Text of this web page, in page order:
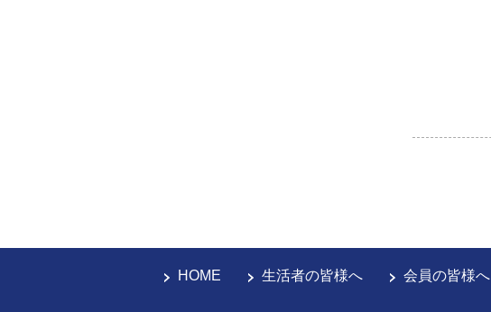
HOME 生活者の皆様へ 会員の皆様へ